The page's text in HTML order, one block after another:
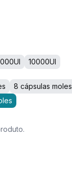
10000UI
8 cápsulas moles